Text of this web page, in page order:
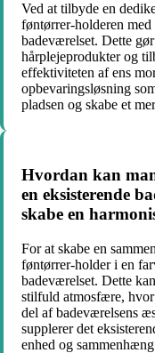
Ved at tilbyde en
føntørrer-holderen med
badeværelset. Dette
hårplejeprodukter og
effektiviteten af ens
opbevaringsløsning
pladsen og skabe et
Hvordan kan
en eksisterende
skabe en
For at skabe en
føntørrer-holder i en
badeværelset. Dette
stilfuld atmosfære,
del af badeværelsens
supplerer det
enhed og